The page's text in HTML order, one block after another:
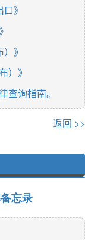
》
》
）》
查询指南。
返回 >>
忘录